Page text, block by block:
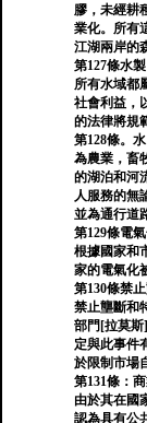
膠，未經耕
業化。所有
江湖兩岸的
第127條水製
所有水域都
社會利益，
的法律將規
第128條。
為農業，畜
的湖泊和河
人服務的無
並為通行道
第129條電
根據國家和
家的電氣化
第130條禁
禁止壟斷和
部門[拉莫斯
定與此事件
於限制市場
第131條：
由於其在國
認為具有公